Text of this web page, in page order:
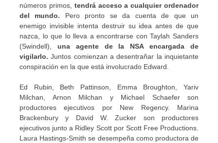
números primos, tendrá acceso a cualquier ordenador
del mundo. Pero pronto se da cuenta de que un
enemigo invisible intenta destruir su idea antes de que
nazca, lo que lo lleva a encontrarse con Taylah Sanders
(Swindell), una agente de la NSA encargada de
vigilarlo. Juntos comienzan a desentrañar la inquietante
conspiración en la que está involucrado Edward.
Ed Rubin, Beth Pattinson, Emma Broughton, Yariv
Milchan, Arnon Milchan y Michael Schaefer son
productores ejecutivos por New Regency. Marina
Brackenbury y David W. Zucker son productores
ejecutivos junto a Ridley Scott por Scott Free Productions.
Laura Hastings-Smith se desempeña como productora de